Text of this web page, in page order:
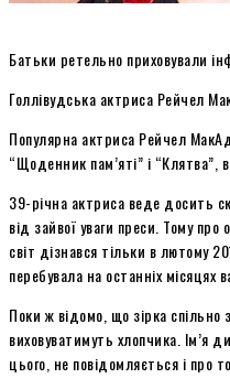
Батьки ретельно приховували
Голлівудська актриса Рейчел
Популярна актриса Рейчел
“Щоденник пам’яті” і “Клятва”,
39-річна актриса веде досить
від зайвої уваги преси. Тому
світ дізнався тільки в лютому
перебувала на останніх місяцях
Поки ж відомо, що зірка
виховуватимуть хлопчика. Ім’я
цього, не повідомляється і про